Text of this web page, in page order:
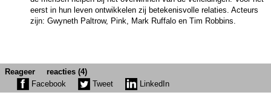
eerst in hun leven ontwikkelen zij betekenisvolle relaties. Acteurs
zijn: Gwyneth Paltrow, Pink, Mark Ruffalo en Tim Robbins.
Reageer
reacties (4)
Facebook
Tweet LinkedIn